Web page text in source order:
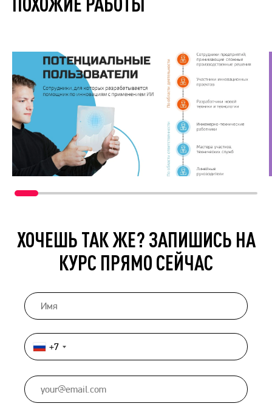
ХОЧЕШЬ ТАК ЖЕ? ЗАПИШИСЬ НА
КУРС ПРЯМО СЕЙЧАС
Россия
+7
+7